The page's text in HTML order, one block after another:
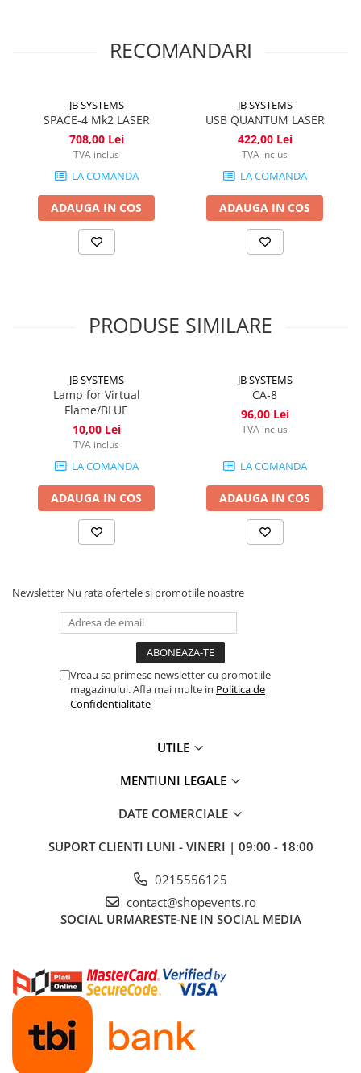
RECOMANDARI
JB SYSTEMS
SPACE-4 Mk2 LASER
708,00 Lei
TVA inclus
LA COMANDA
ADAUGA IN COS
JB SYSTEMS
USB QUANTUM LASER
422,00 Lei
TVA inclus
LA COMANDA
ADAUGA IN COS
PRODUSE SIMILARE
JB SYSTEMS
Lamp for Virtual
Flame/BLUE
10,00 Lei
TVA inclus
LA COMANDA
ADAUGA IN COS
JB SYSTEMS
CA-8
96,00 Lei
TVA inclus
LA COMANDA
ADAUGA IN COS
Newsletter Nu rata ofertele si promotiile noastre
Vreau sa primesc newsletter cu promotiile
magazinului. Afla mai multe in Politica de
Confidentialitate
UTILE
MENTIUNI LEGALE
DATE COMERCIALE
SUPORT CLIENTI LUNI - VINERI | 09:00 - 18:00
0215556125
contact@shopevents.ro
SOCIAL URMARESTE-NE IN SOCIAL MEDIA